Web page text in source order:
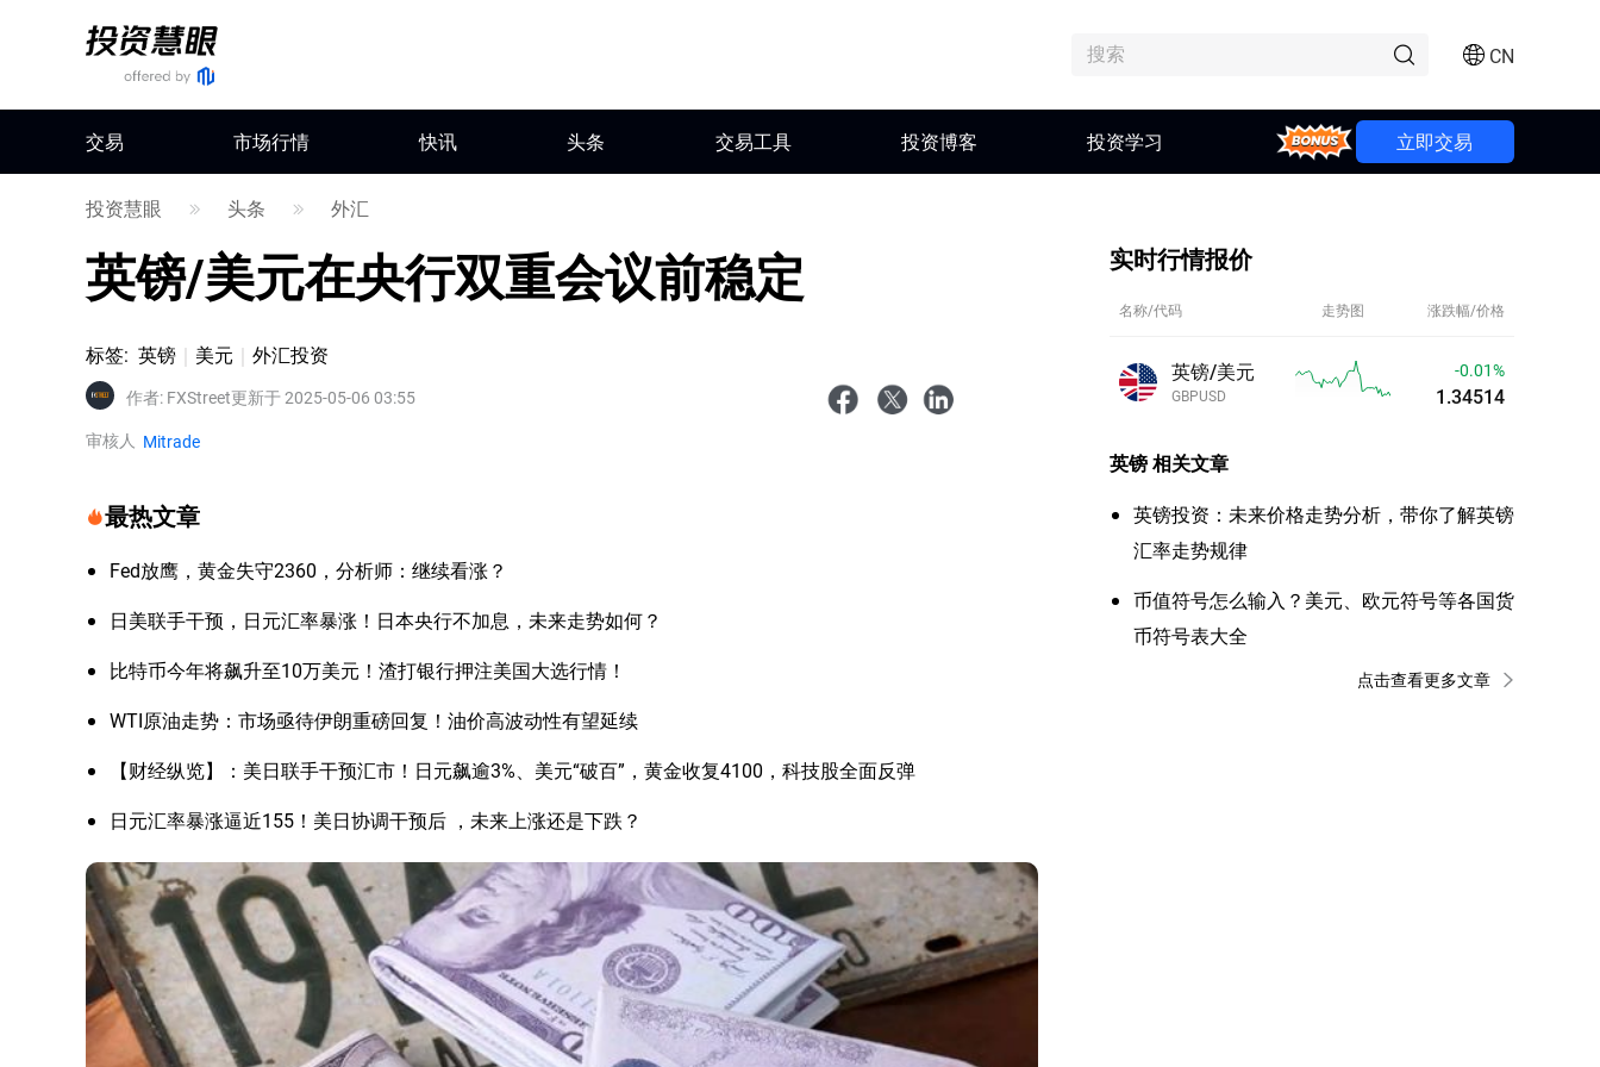
CN
交易 市场行情 快讯 头条 交易工具 投资博客 投资学习 Bonus 立即交易
投资慧眼 头条 外汇
英镑/美元在央行双重会议前稳定
标签: 英镑 美元 外汇投资
作者: FXStreet更新于 2025-05-06 03:55
审核人 Mitrade
最热文章
Fed放鹰，黄金失守2360，分析师：继续看涨？
日美联手干预，日元汇率暴涨！日本央行不加息，未来走势如何？
比特币今年将飙升至10万美元！渣打银行押注美国大选行情！
WTI原油走势：市场亟待伊朗重磅回复！油价高波动性有望延续
【财经纵览】：美日联手干预汇市！日元飙逾3%、美元“破百”，黄金收复4100，科技股全面反弹
日元汇率暴涨逼近155！美日协调干预后 ，未来上涨还是下跌？
实时行情报价
名称/代码 走势图 涨跌幅/价格
英镑/美元
GBPUSD
-0.01%
1.34515
英镑相关文章
英镑投资：未来价格走势分析，带你了解英镑
汇率走势规律
币值符号怎么输入？美元、欧元符号等各国货
币符号表大全
点击查看更多文章